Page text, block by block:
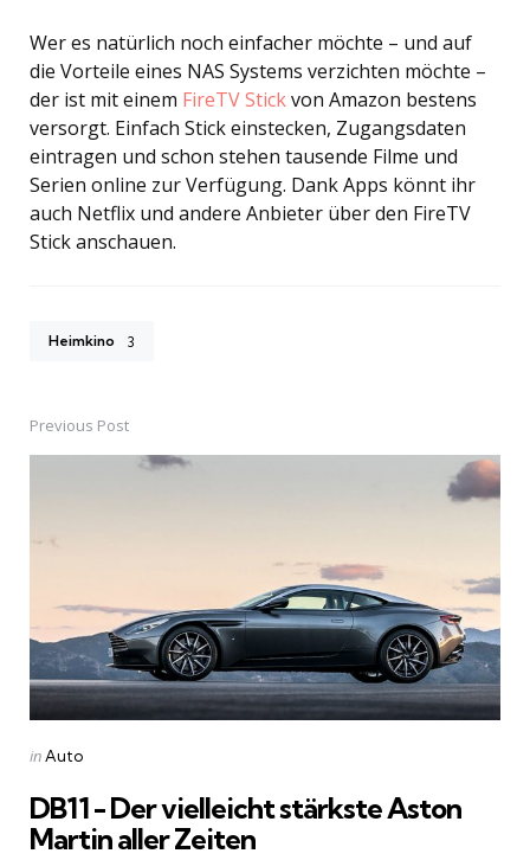
Wer es natürlich noch einfacher möchte – und auf
die Vorteile eines NAS Systems verzichten möchte –
der ist mit einem FireTV Stickvon Amazon bestens
versorgt. Einfach Stick einstecken, Zugangsdaten
eintragen und schon stehen tausende Filme und
Serien online zur Verfügung. Dank Apps könnt ihr
auch Netflix und andere Anbieter über den FireTV
Stick anschauen.
Heimkino 3
Post
navigation
Previous Post
Posted
inAuto
DB11 - Der vielleicht stärkste Aston
Martin aller Zeiten